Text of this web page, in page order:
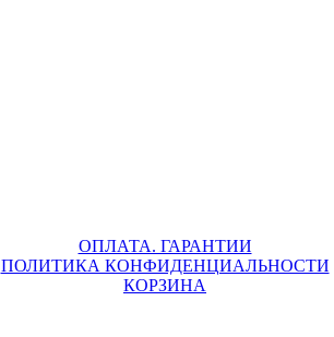
ОПЛАТА. ГАРАНТИИ
ПОЛИТИКА КОНФИДЕНЦИАЛЬНОСТИ
КОРЗИНА